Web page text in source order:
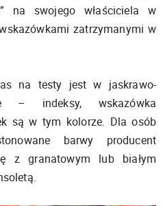
na swojego właściciela w
zatrzymanymi w
na testy jest w jaskrawo-
– indeksy, wskazówka
są w tym kolorze. Dla osób
barwy producent
z granatowym lub białym